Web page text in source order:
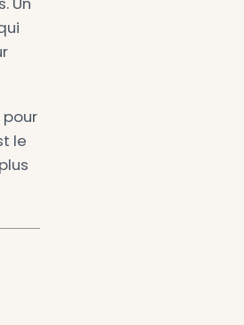
très agréable
et la frappe
être rentable. Pour
le plus réaliste est